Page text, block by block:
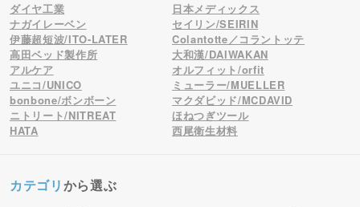
ダイヤ工業
日本メディックス
ナガイレーベン
セイリン/SEIRIN
伊藤超短波/ITO-LATER
Colantotte／コラントッテ
高田ベッド製作所
大和漢/DAIWAKAN
アルケア
オルフィット/orfit
ユニコ/UNICO
ミューラー/MUELLER
bonbone/ボンボーン
マクダビッド/MCDAVID
ニトリート/NITREAT
ほねつぎツール
HATA
西尾衛生材料
カテゴリから選ぶ